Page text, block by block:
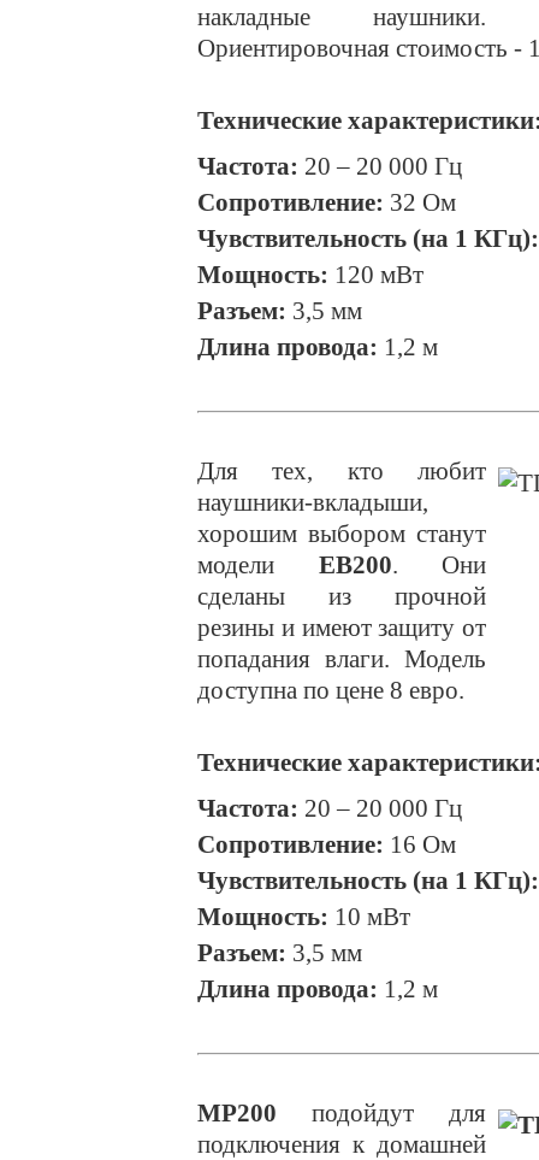
накладные наушники.
Ориентировочная стоимость -
Технические
Частота: 20 – 20 000 Гц
Сопротивление: 32 Ом
Чувствительность (на 1 КГц):
Мощность: 120 мВт
Разъем: 3,5 мм
Длина провода: 1,2 м
Для тех, кто любит
наушники-вкладыши,
хорошим выбором станут
модели EB200. Они
сделаны из прочной
резины и имеют защиту от
попадания влаги. Модель
доступна по цене 8 евро.
Технические
Частота: 20 – 20 000 Гц
Сопротивление: 16 Ом
Чувствительность (на 1 КГц):
Мощность: 10 мВт
Разъем: 3,5 мм
Длина провода: 1,2 м
MP200 подойдут для
подключения к домашней